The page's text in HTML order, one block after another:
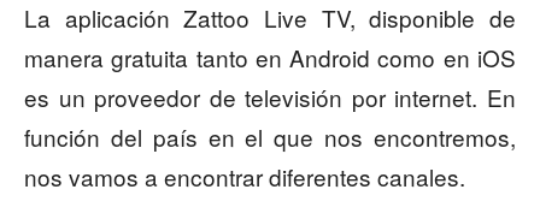
La aplicación Zattoo Live TV, disponible de
manera gratuita tanto en Android como en iOS
es un proveedor de televisión por internet. En
función del país en el que nos encontremos,
nos vamos a encontrar diferentes canales.